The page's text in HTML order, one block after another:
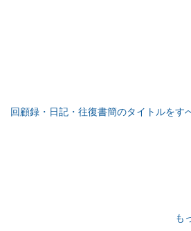
回顧録・日記・往復書簡のタイトルをす
も